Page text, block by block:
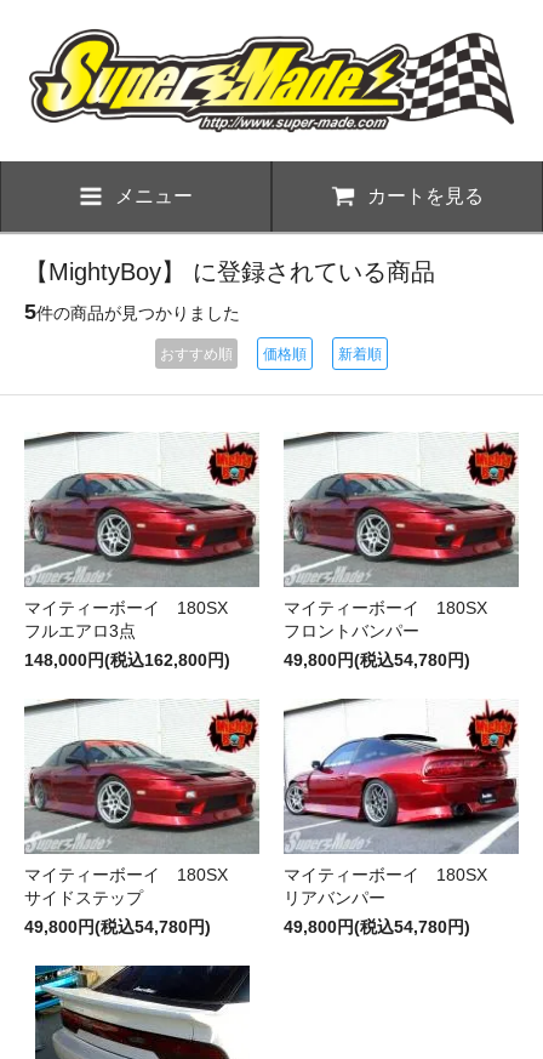
メニュー カートを見る
【MightyBoy】 に登録されている商品
5件の商品が見つかりました
おすすめ順 価格順 新着順
マイティーボーイ 180SX
フルエアロ3点
148,000円(税込162,800円)
マイティーボーイ 180SX
フロントバンパー
49,800円(税込54,780円)
マイティーボーイ 180SX
サイドステップ
49,800円(税込54,780円)
マイティーボーイ 180SX
リアバンパー
49,800円(税込54,780円)